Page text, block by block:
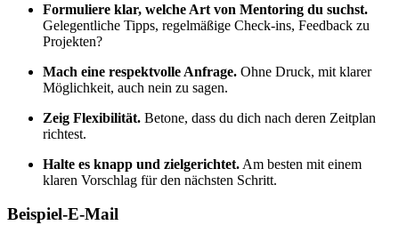
Formuliere klar, welche Art von Mentoring du suchst.
Gelegentliche Tipps, regelmäßige Check-ins, Feedback zu
Projekten?
Mach eine respektvolle Anfrage. Ohne Druck, mit klarer
Möglichkeit, auch nein zu sagen.
Zeig Flexibilität. Betone, dass du dich nach deren Zeitplan
richtest.
Halte es knapp und zielgerichtet. Am besten mit einem
klaren Vorschlag für den nächsten Schritt.
Beispiel-E-Mail